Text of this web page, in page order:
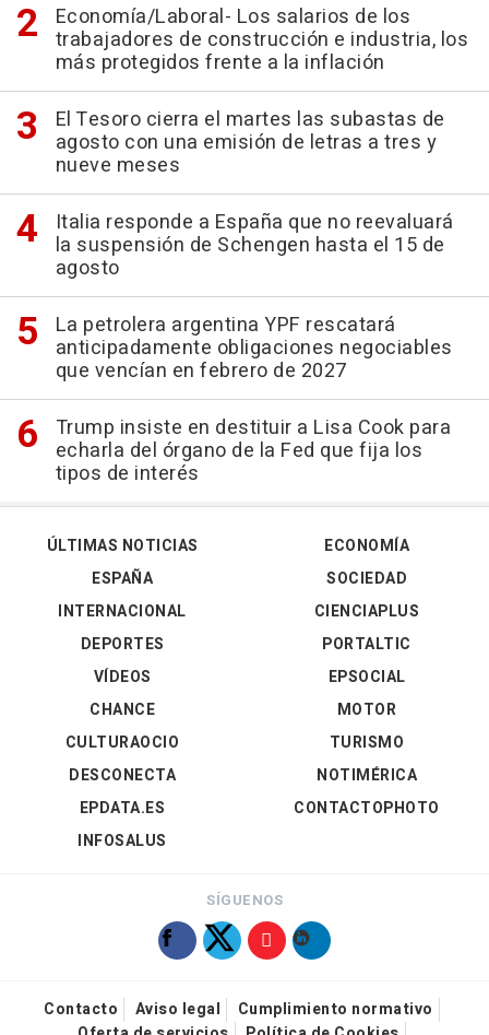
Economía/Laboral- Los salarios de los
trabajadores de construcción e industria, los
más protegidos frente a la inflación
El Tesoro cierra el martes las subastas de
agosto con una emisión de letras a tres y
nueve meses
Italia responde a España que no reevaluará
la suspensión de Schengen hasta el 15 de
agosto
La petrolera argentina YPF rescatará
anticipadamente obligaciones negociables
que vencían en febrero de 2027
Trump insiste en destituir a Lisa Cook para
echarla del órgano de la Fed que fija los
tipos de interés
ÚLTIMAS NOTICIAS
ESPAÑA
INTERNACIONAL
DEPORTES
VÍDEOS
ECONOMÍA
SOCIEDAD
CIENCIAPLUS
PORTALTIC
EPSOCIAL
CHANCE
CULTURAOCIO
DESCONECTA
EPDATA.ES
INFOSALUS
MOTOR
TURISMO
NOTIMÉRICA
CONTACTOPHOTO
SÍGUENOS
Contacto Aviso legal
Cumplimiento normativo